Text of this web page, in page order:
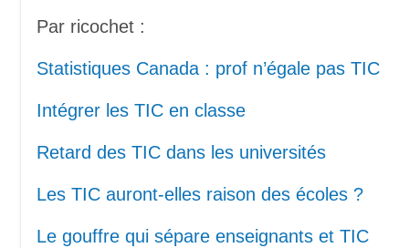
Par ricochet :
Statistiques Canada : prof n’égale pas TIC
Intégrer les TIC en classe
Retard des TIC dans les universités
Les TIC auront-elles raison des écoles ?
Le gouffre qui sépare enseignants et TIC